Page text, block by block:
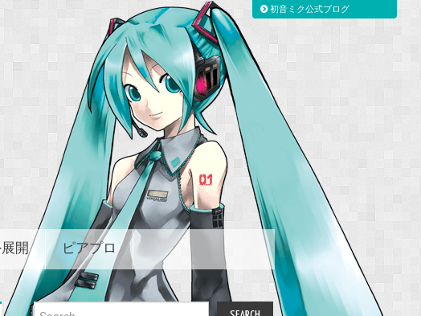
開 ピアプロ
Search
初音ミク公式ブログ